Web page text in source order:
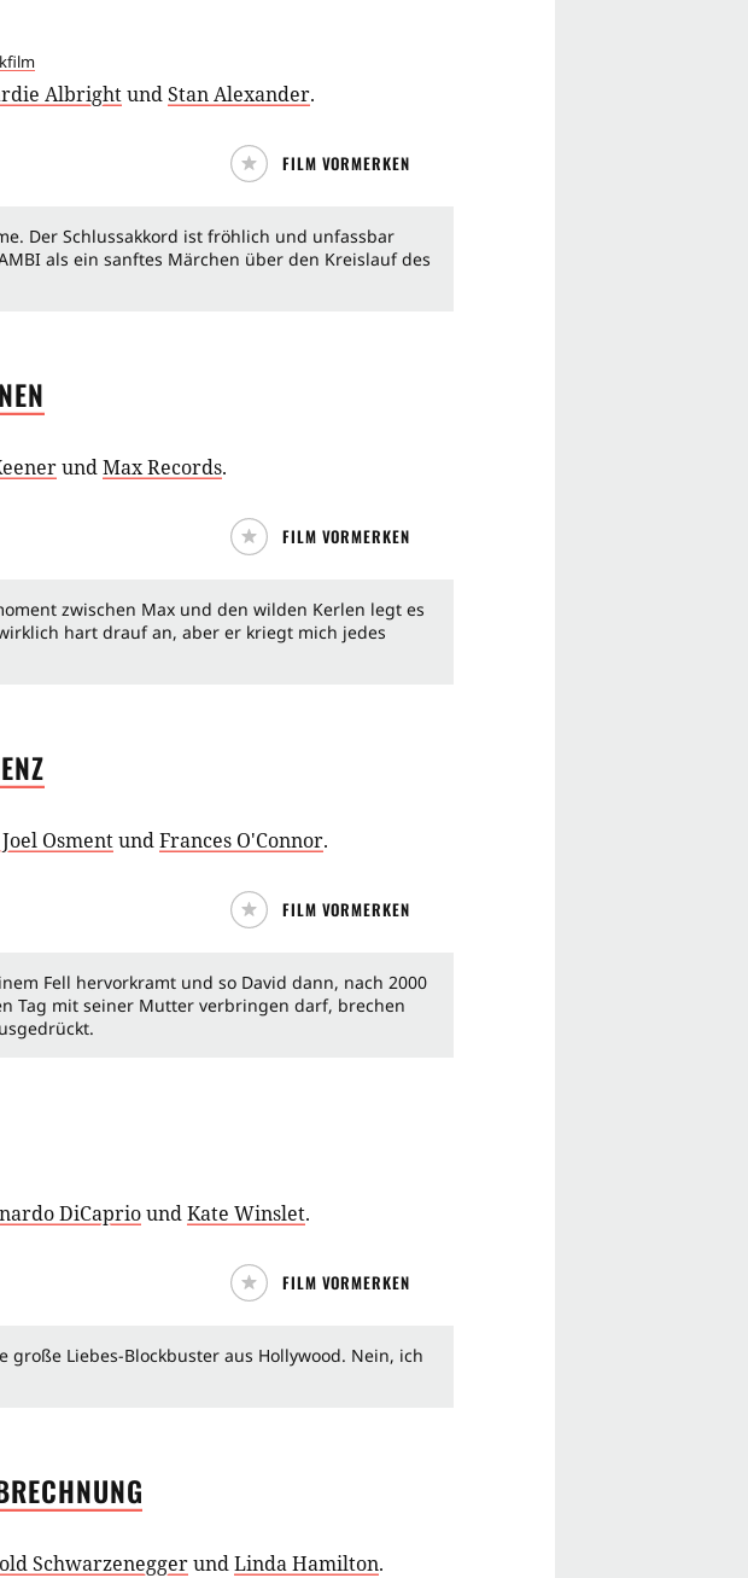
AlbrightundStan Alexander.
FILM VORMERKEN
Der Schlussakkord ist fröhlich und unfassbar
als ein sanftes Märchen über den Kreislauf des
undMax Records.
FILM VORMERKEN
zwischen Max und den wilden Kerlen legt es
hart drauf an, aber er kriegt mich jedes
OsmentundFrances O'Connor.
FILM VORMERKEN
Fell hervorkramt und so David dann, nach 2000
Tag mit seiner Mutter verbringen darf, brechen
DiCaprioundKate Winslet.
FILM VORMERKEN
Liebes-Blockbuster aus Hollywood. Nein, ich
SchwarzeneggerundLinda Hamilton.